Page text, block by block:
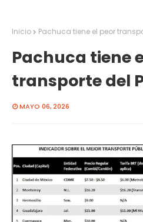
Inicio Pachuca tiene el peor
Pachuca tiene
transporte del
MAYO 06, 2026